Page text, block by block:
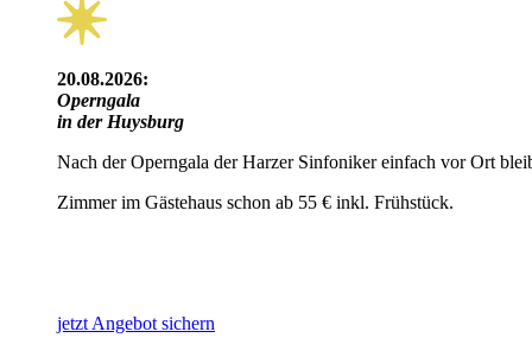
20.08.2026:
Operngala
in der Huysburg
Nach der Operngala der Harzer Sinfoniker einfach vor Ort
Zimmer im Gästehaus schon ab 55 € inkl. Frühstück.
jetzt Angebot sichern